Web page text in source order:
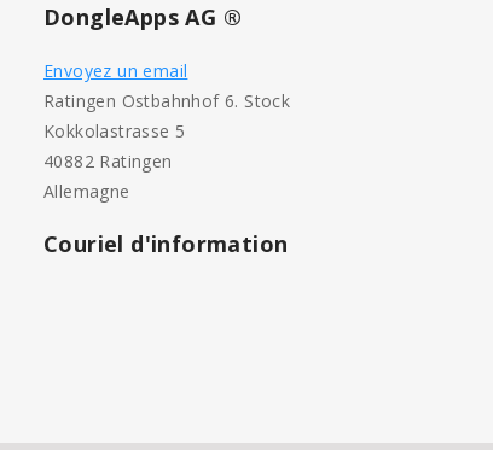
DongleApps AG ®
Envoyez un email
Ratingen Ostbahnhof 6. Stock
Kokkolastrasse 5
40882 Ratingen
Allemagne
Couriel d'information